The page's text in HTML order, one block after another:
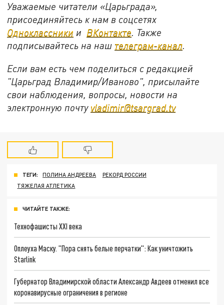
Уважаемые читатели «Царьграда»,
присоединяйтесь к нам в соцсетях
Одноклассники и ВКонтакте. Также
подписывайтесь на наш телеграм-канал.
Если вам есть чем поделиться с редакцией
"Царьград Владимир/Иваново", присылайте
свои наблюдения, вопросы, новости на
электронную почту vladimir@tsargrad.tv
ТЕГИ: ПОЛИНА АНДРЕЕВА
РЕКОРД РОССИИ
ТЯЖЕЛАЯ АТЛЕТИКА
ЧИТАЙТЕ ТАКЖЕ:
Технофашисты XXI века
Оплеуха Маску. "Пора снять белые перчатки": Как уничтожить
Starlink
Губернатор Владимирской области Александр Авдеев отменил все
коронавирусные ограничения в регионе